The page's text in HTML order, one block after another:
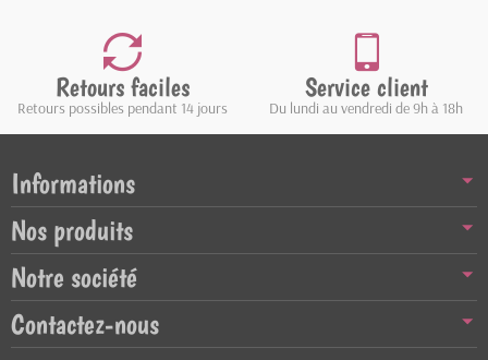
Retours faciles
Retours possibles pendant 14 jours
Service client
Du lundi au vendredi de 9h à 18h
Informations
Nos produits
Notre société
Contactez-nous